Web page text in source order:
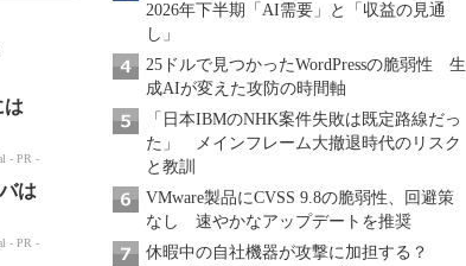
2026年下半期「AI需要」と「収益の見通
し」
25ドルで見つかったWordPressの脆弱性 生
成AIが変えた攻防の時間軸
「日本IBMのNHK案件失敗は既定路線だっ
た」 メインフレーム大撤退時代のリスク
と教訓
VMware製品にCVSS 9.8の脆弱性、回避策
なし 速やかなアップデートを推奨
休暇中の自社機器が攻撃に加担する？